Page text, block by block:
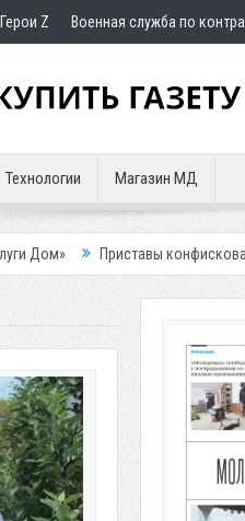
Герои Z Военная служба по
Технологии Магазин МД
конфисковали двух бурых